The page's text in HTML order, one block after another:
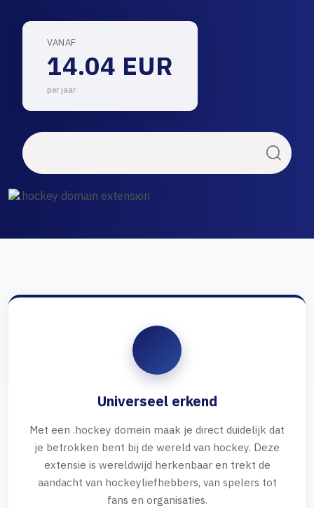
VANAF
14.04 EUR
per jaar
Universeel erkend
Met een .hockey domein maak je direct duidelijk dat
je betrokken bent bij de wereld van hockey. Deze
extensie is wereldwijd herkenbaar en trekt de
aandacht van hockeyliefhebbers, van spelers tot
fans en organisaties.